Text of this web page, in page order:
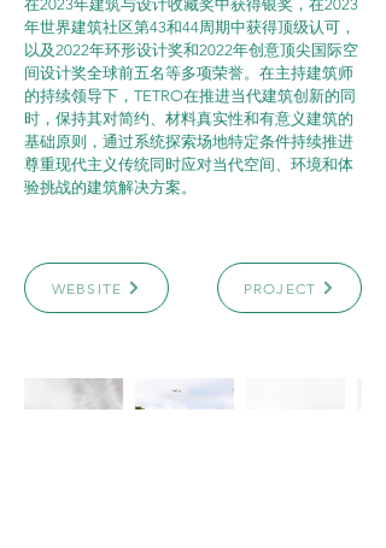
在2023年建筑与设计收藏奖中获得银奖，在2023
年世界建筑社区第43和44周期中获得顶级认可，
以及2022年环形设计奖和2022年创意顶尖国际空
间设计奖全球前五名等多项荣誉。在主持建筑师
的持续领导下，TETRO在推进当代建筑创新的同
时，保持其对简约、材料真实性和有意义建筑的
基础原则，通过系统探索场地特定条件持续推进
尊重现代主义传统同时应对当代空间、环境和体
验挑战的建筑解决方案。
WEBSITE PROJECT